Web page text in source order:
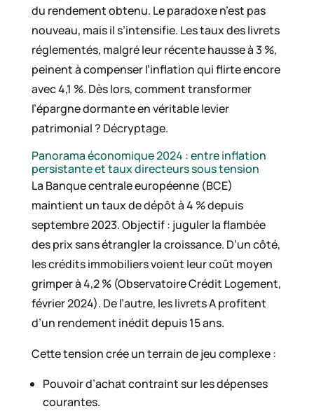
du rendement obtenu. Le paradoxe n’est pas
nouveau, mais il s’intensifie. Les taux des livrets
réglementés, malgré leur récente hausse à 3 %,
peinent à compenser l’inflation qui flirte encore
avec 4,1 %. Dès lors, comment transformer
l’épargne dormante en véritable levier
patrimonial ? Décryptage.
Panorama économique 2024 : entre inflation
persistante et taux directeurs sous tension
La Banque centrale européenne (BCE)
maintient un taux de dépôt à 4 % depuis
septembre 2023. Objectif : juguler la flambée
des prix sans étrangler la croissance. D’un côté,
les crédits immobiliers voient leur coût moyen
grimper à 4,2 % (Observatoire Crédit Logement,
février 2024). De l’autre, les livrets A profitent
d’un rendement inédit depuis 15 ans.
Cette tension crée un terrain de jeu complexe :
Pouvoir d’achat contraint sur les dépenses
courantes.